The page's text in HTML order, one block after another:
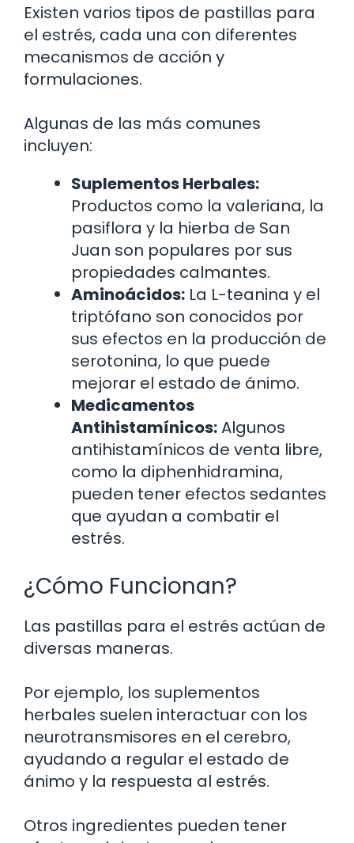
Existen varios tipos de pastillas para
el estrés, cada una con diferentes
mecanismos de acción y
formulaciones.
Algunas de las más comunes
incluyen:
Suplementos Herbales:
Productos como la valeriana, la
pasiflora y la hierba de San
Juan son populares por sus
propiedades calmantes.
Aminoácidos: La L-teanina y el
triptófano son conocidos por
sus efectos en la producción de
serotonina, lo que puede
mejorar el estado de ánimo.
Medicamentos
Antihistamínicos:Algunos
antihistamínicos de venta libre,
como la diphenhidramina,
pueden tener efectos sedantes
que ayudan a combatir el
estrés.
¿Cómo Funcionan?
Las pastillas para el estrés actúan de
diversas maneras.
Por ejemplo, los suplementos
herbales suelen interactuar con los
neurotransmisores en el cerebro,
ayudando a regular el estado de
ánimo y la respuesta al estrés.
Otros ingredientes pueden tener